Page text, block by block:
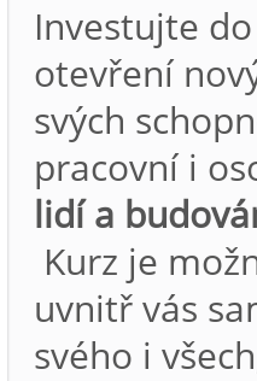
Investujte
otevření
svých
pracovní i
lidí a
Kurz je
uvnitř vás
svého i